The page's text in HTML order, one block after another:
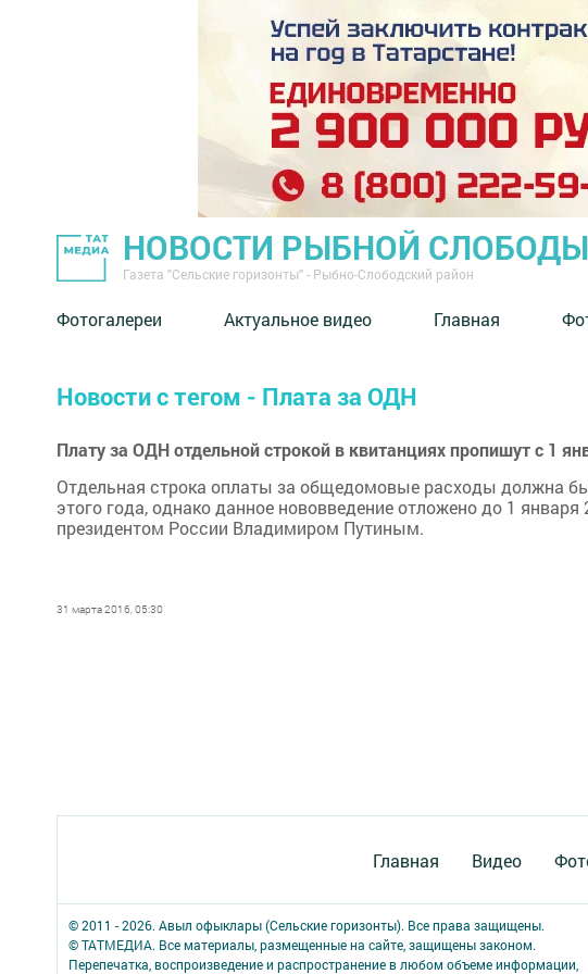
НОВОСТИ РЫБНОЙ СЛОБОДЫ
Газета "Сельские горизонты" - Рыбно-Слободский район
Фотогалереи Актуальное видео Главная
Новости с тегом - Плата за ОДН
Плату за ОДН отдельной строкой в квитанциях пропишут с 1
Отдельная строка оплаты за общедомовые расходы должна
этого года, однако данное нововведение отложено до 1
президентом России Владимиром Путиным.
31 марта 2016, 05:30
Главная Видео
© 2011 - 2026. Авыл офыклары (Сельские горизонты). Все права защищены.
© ТАТМЕДИА. Все материалы, размещенные на сайте, защищены законом.
Перепечатка, воспроизведение и распространение в любом объеме информации,